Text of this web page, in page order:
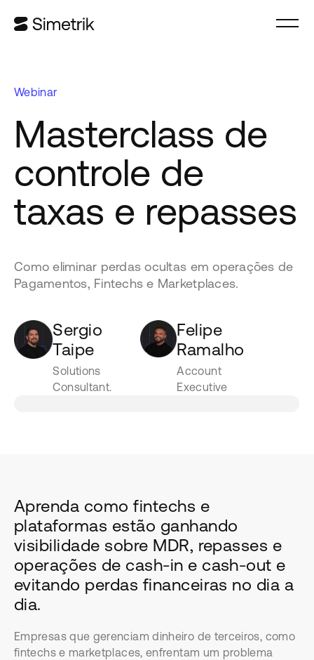
Webinar
Masterclass de
controle de
taxas e repasses
Como eliminar perdas ocultas em operações de
Pagamentos, Fintechs e Marketplaces.
Sergio
Taipe
Solutions
Consultant.
Felipe
Ramalho
Account
Executive
Aprenda como fintechs e
plataformas estão ganhando
visibilidade sobre MDR, repasses e
operações de cash-in e cash-out e
evitando perdas financeiras no dia a
dia.
Empresas que gerenciam dinheiro de terceiros, como
fintechs e marketplaces, enfrentam um problema